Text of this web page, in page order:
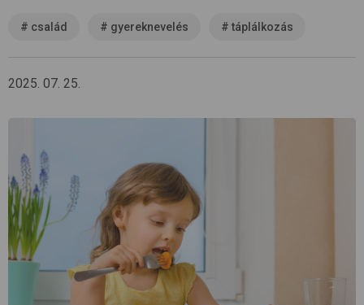
# család # gyereknevelés # táplálkozás
2025. 07. 25.